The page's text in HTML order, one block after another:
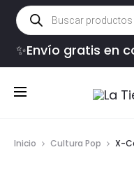
Búsqueda
de
productos
✨Envío gratis en
Inicio Cultura Pop X-